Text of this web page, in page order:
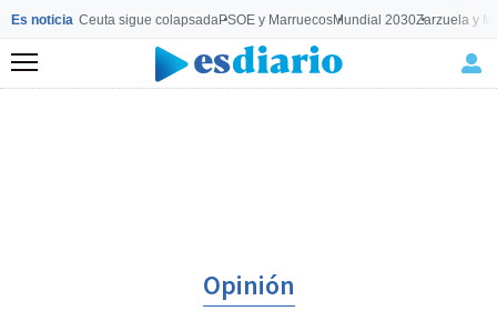
Es noticia Ceuta sigue colapsadaPSOE y MarruecosMundial 2030Zarzuela y
Menú
Opinión